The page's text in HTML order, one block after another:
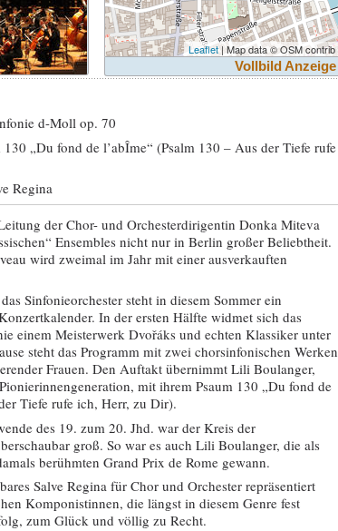
Leaflet| Map data © OSM contrib
Vollbild Anzeige
d-Moll op. 70
„Du fond de l’abÎme“ (Psalm 130 – Aus der Tiefe rufe
Regina
der Chor- und Orchesterdirigentin Donka Miteva
Ensembles nicht nur in Berlin großer Beliebtheit.
wird zweimal im Jahr mit einer ausverkauften
Sinfonieorchester steht in diesem Sommer ein
In der ersten Hälfte widmet sich das
einem Meisterwerk Dvořáks und echten Klassiker unter
steht das Programm mit zwei chorsinfonischen Werken
Frauen. Den Auftakt übernimmt Lili Boulanger,
mit ihrem Psaum 130 „Du fond de
Tiefe rufe ich, Herr, zu Dir).
des 19. zum 20. Jhd. war der Kreis der
groß. So war es auch Lili Boulanger, die als
berühmten Grand Prix de Rome gewann.
Salve Regina für Chor und Orchester repräsentiert
Komponistinnen, die längst in diesem Genre fest
zum Glück und völlig zu Recht.